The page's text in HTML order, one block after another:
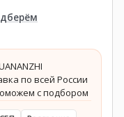
по всей России
с подбором